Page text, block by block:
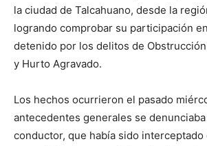
la ciudad de Talcahuano, desde la
logrando comprobar su participación
detenido por los delitos de
y Hurto Agravado.
Los hechos ocurrieron el pasado
antecedentes generales se
conductor, que había sido